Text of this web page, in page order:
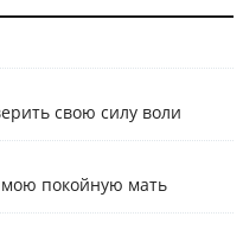
свою силу воли
мою покойную мать